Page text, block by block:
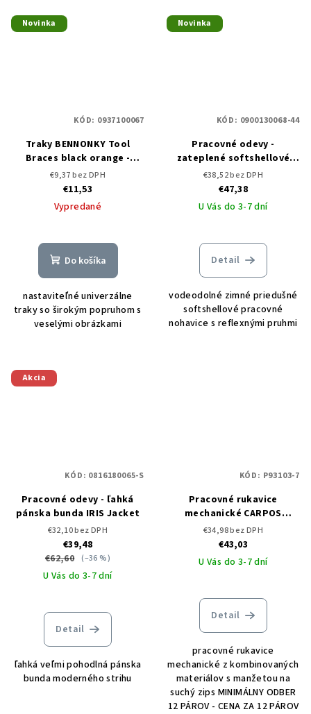
Novinka
Traky BENNONKY Tool
Braces black orange -
DOPREDAJ
€9,37 bez DPH
€11,53
Vypredané
Do košíka
nastaviteľné univerzálne
traky so širokým popruhom s
veselými obrázkami
KÓD: 0937100067
Novinka
Pracovné odevy -
zateplené softshellové
nohavice REFLECTOS
Trousers black/yellow
€38,52 bez DPH
€47,38
U Vás do 3-7 dní
Detail
vodeodolné zimné priedušné
softshellové pracovné
nohavice s reflexnými pruhmi
KÓD: 0900130068-44
Akcia
Pracovné odevy - ľahká
pánska bunda IRIS Jacket
€32,10 bez DPH
€39,48
€62,60 (–36 %)
U Vás do 3-7 dní
Detail
ľahká veľmi pohodlná pánska
bunda moderného strihu
KÓD: 0816180065-S
Pracovné rukavice
mechanické CARPOS
VELCRO Gloves grey/red - 12
párov
€34,98 bez DPH
€43,03
U Vás do 3-7 dní
Detail
pracovné rukavice
mechanické z kombinovaných
materiálov s manžetou na
suchý zips MINIMÁLNY ODBER
12 PÁROV - CENA ZA 12 PÁROV
KÓD: P93103-7